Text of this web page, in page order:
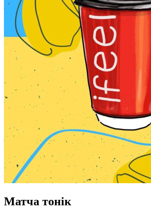
Матча тонік